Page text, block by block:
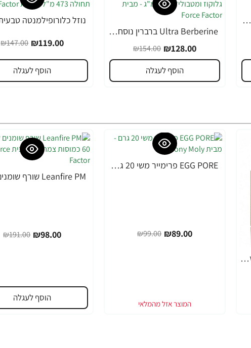
Somnapure עזר שינה טבעי 60 טבליות - מבית Force Factor
-17%
Ultra Berberine ברברין נוסחת גלוקוז ומטבוליזם 500 מ"ג - מבית Force Factor
₪128.00
₪154.00
הוסף לעגלה
-19%
₪119.00
₪147.00
הוסף לעגלה
EGG PORE מסכה קירור לכיווץ נקבוביות 30 גרם - מבית Tony Moly
-10% EGG PORE פרימייר משי 20 גרם - מבית Tony Moly
₪89.00
₪99.00
-49%
₪98.00
₪191.00
הוסף לעגלה